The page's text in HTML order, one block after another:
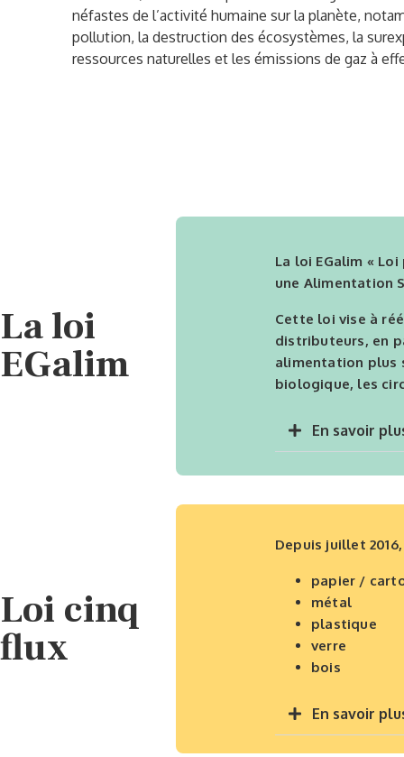
néfastes de l’activité humaine sur la planète,
pollution, la destruction des écosystèmes, la
ressources naturelles et les émissions de gaz à
La loi
EGalim
La loi EGalim «
une Alimentation
Cette loi vise à
distributeurs, en
alimentation plus
biologique, les
En savoir
Loi cinq
flux
Depuis juillet
papier /
métal
plastique
verre
bois
En savoir